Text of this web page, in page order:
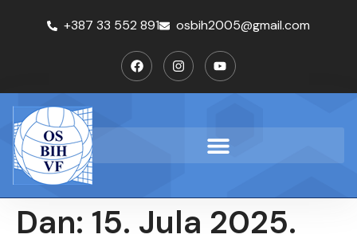
+387 33 552 891 osbih2005@gmail.com
Dan: 15. Jula 2025.